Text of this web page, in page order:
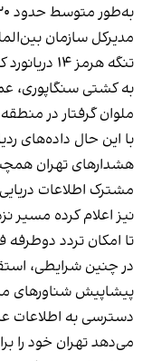
به‌طور متوسط حدود ۱۳۰ شناور از این مسیر عبور می‌کرد.
مدیرکل سازمان
تنگه هرمز
ملوان گرفتار در
با این حال داده‌های
هشدارهای تهران
مشترک اطلاعات
نیز اعلام کرده
تا امکان تردد
در چنین شرایطی،
پیشاپیش شناورهای
دسترسی به اطلاعات
می‌دهد تهران خود را